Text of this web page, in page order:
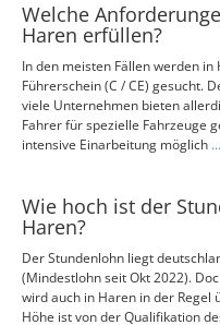
Welche
Haren erfüllen?
In den meisten Fällen werden
Führerschein (C / CE) gesucht.
viele Unternehmen bieten
Fahrer für spezielle Fahrzeuge
intensive Einarbeitung möglich
Wie hoch ist der
Haren?
Der Stundenlohn liegt
(Mindestlohn seit Okt 2022).
wird auch in Haren in der Regel
Höhe ist von der Qualifikation